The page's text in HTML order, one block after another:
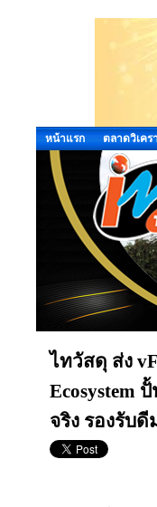
หน้าแรก ตลาดวิเคร
ไทวัสดุ ส่ง
Ecosystem
จริง รองรับดี